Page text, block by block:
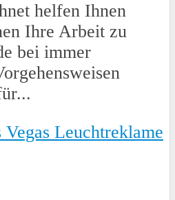
helfen Ihnen
Ihre Arbeit zu
bei immer